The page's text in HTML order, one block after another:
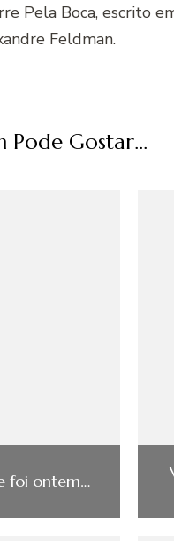
Pela Boca, escrito
Feldman.
Pode Gostar...
foi ontem…